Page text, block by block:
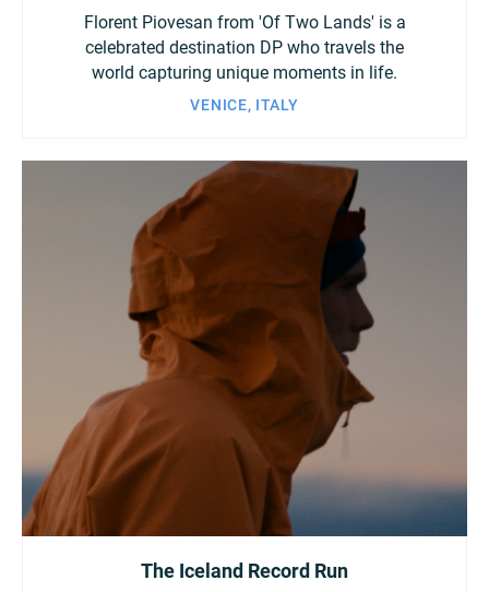
New Zealand Norway
Russia Singapore
South Africa Spain
Sweden Chinese Taipei
Turkey UAE
Ukraine United Kingdom
United States
Florent Piovesan from 'Of Two Lands' is a
celebrated destination DP who travels the
world capturing unique moments in life.
VENICE, ITALY
The Iceland Record Run